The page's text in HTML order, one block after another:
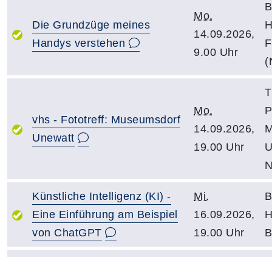
Die Grundzüge meines
Handys verstehen
Mo.
14.09.2026,
9.00 Uhr
vhs - Fototreff: Museumsdorf
Unewatt
Mo.
14.09.2026,
19.00 Uhr
Künstliche Intelligenz (KI) -
Eine Einführung am Beispiel
von ChatGPT
Mi.
16.09.2026,
19.00 Uhr